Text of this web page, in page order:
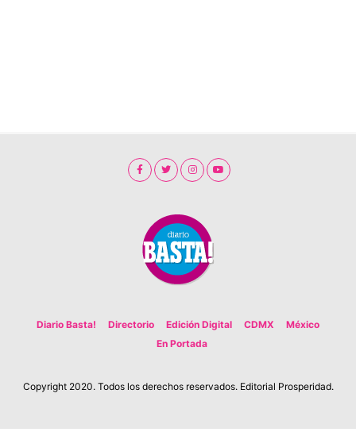
Diario Basta! Directorio Edición Digital CDMX
México
En Portada
Copyright 2020. Todos los derechos reservados. Editorial Prosperidad.